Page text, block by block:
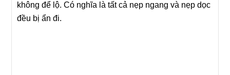
không để lộ. Có nghĩa là tất cả nẹp ngang và nẹp dọc
đều bị ẩn đi.